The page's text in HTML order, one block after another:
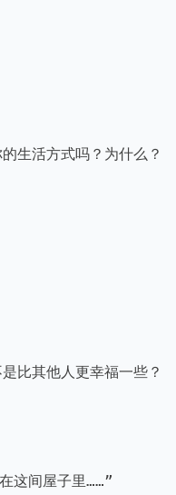
生活方式吗？为什么？
比其他人更幸福一些？
这间屋子里……”